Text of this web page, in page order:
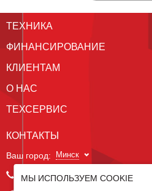
ТЕХНИКА
ФИНАНСИРОВАНИЕ
КЛИЕНТАМ
О НАС
ТЕХСЕРВИС
КОНТАКТЫ
Ваш город: Минск
+375 29 238 97 34
МЫ ИСПОЛЬЗУЕМ COOKIE